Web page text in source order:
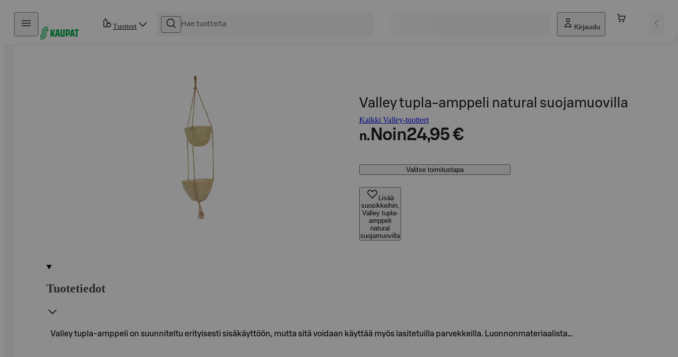
Hyppää sisältöön
Tuotteet Kirjaudu
Valley tupla-amppeli natural suojamuovilla
Kaikki Valley-tuotteet
n. Noin24,95 €
Valitse toimitustapa
Lisää
suosikkeihin,
Valley tupla-
amppeli
natural
suojamuovilla
Tuotetiedot
Valley tupla-amppeli on suunniteltu erityisesti sisäkäyttöön, mutta sitä voidaan käyttää myös lasitetuilla parvekkeilla. Luonnonmateriaalista…